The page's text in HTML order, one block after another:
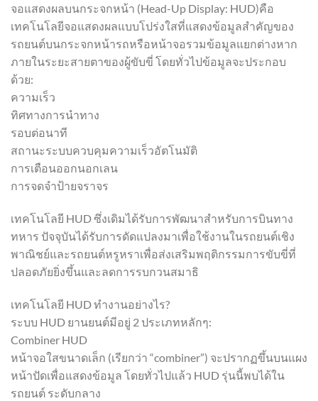
จอแสดงผลบนกระจกหน้า (Head-Up Display: HUD)คือ
เทคโนโลยีจอแสดงผลแบบโปร่งใสที่แสดงข้อมูลสำคัญของ
รถยนต์บนกระจกหน้ารถหรือหน้าจอรวมข้อมูลแยกต่างหาก
ภายในระยะสายตาของผู้ขับขี่ โดยทั่วไปข้อมูลจะประกอบ
ด้วย:
ความเร็ว
ทิศทางการนำทาง
รอบต่อนาที
สถานะระบบควบคุมความเร็วอัตโนมัติ
การเตือนออกนอกเลน
การจดจำป้ายจราจร
เทคโนโลยี HUD ซึ่งเดิมได้รับการพัฒนาสำหรับการบินทาง
ทหาร ปัจจุบันได้รับการดัดแปลงมาเพื่อใช้งานในรถยนต์เชิง
พาณิชย์และรถยนต์หรูหราเพื่อส่งเสริมพฤติกรรมการขับขี่ที่
ปลอดภัยยิ่งขึ้นและลดการรบกวนสมาธิ
เทคโนโลยี HUD ทำงานอย่างไร?
ระบบ HUD ยานยนต์มีอยู่ 2 ประเภทหลักๆ:
Combiner HUD
หน้าจอใสขนาดเล็ก (เรียกว่า “combiner”) จะปรากฏขึ้นบนแผง
หน้าปัดเพื่อแสดงข้อมูล โดยทั่วไปแล้ว HUD รุ่นนี้พบได้ใน
รถยนต์ ระดับกลาง